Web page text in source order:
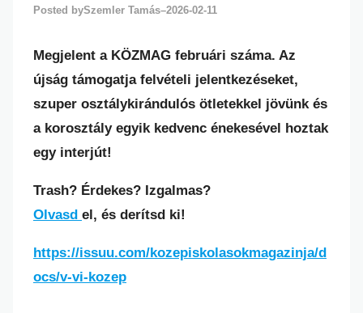
Posted bySzemler Tamás–2026-02-11
Megjelent a KÖZMAG februári száma. Az
újság támogatja felvételi jelentkezéseket,
szuper osztálykirándulós ötletekkel jövünk és
a korosztály egyik kedvenc énekesével hoztak
egy interjút!
Trash? Érdekes? Izgalmas?
Olvasd el, és derítsd ki!
https://issuu.com/kozepiskolasokmagazinja/d
ocs/v-vi-kozep